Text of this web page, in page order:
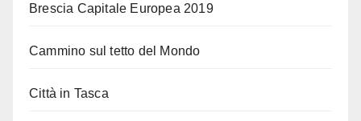
Brescia Capitale Europea 2019
Cammino sul tetto del Mondo
Città in Tasca